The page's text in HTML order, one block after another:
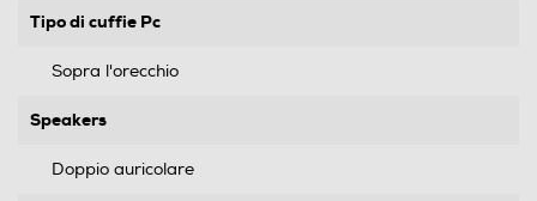
Tipo di cuffie Pc
Sopra l'orecchio
Speakers
Doppio auricolare